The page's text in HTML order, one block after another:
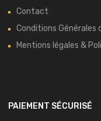
Contact
Conditions Générales
Mentions légales &
PAIEMENT SÉCURISÉ